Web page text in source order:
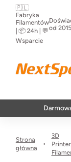
🇵🇱
Fabryka
Filamentów
| 📦 24h | 💬
Wsparcie
od
Darmowa
Strona
główna
3D
Printer